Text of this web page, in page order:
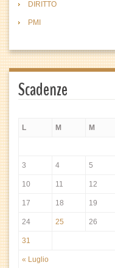
DIRITTO
PMI
Scadenze
L
M M
« Luglio
3 4 5
10 11 12
17 18 19
24 25 26
31